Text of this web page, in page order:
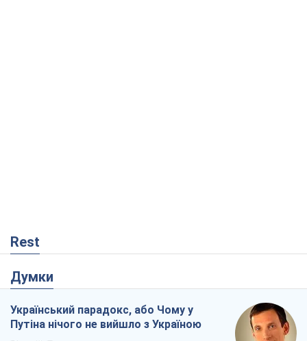
Rest
Думки
Український парадокс, або Чому у
Путіна нічого не вийшло з Україною